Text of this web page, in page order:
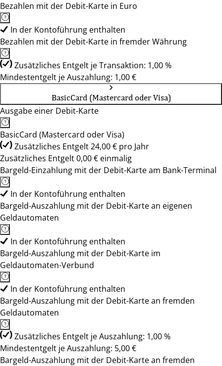
Bezahlen mit der Debit-Karte in Euro
In der Kontoführung enthalten
Bezahlen mit der Debit-Karte in fremder Währung
Zusätzliches Entgelt je Transaktion: 1,00 %
Mindestentgelt je Auszahlung: 1,00 €
BasicCard (Mastercard oder Visa)
Ausgabe einer Debit-Karte
BasicCard (Mastercard oder Visa)
Zusätzliches Entgelt 24,00 € pro Jahr
Zusätzliches Entgelt 0,00 € einmalig
Bargeld-Einzahlung mit der Debit-Karte am Bank-Terminal
In der Kontoführung enthalten
Bargeld-Auszahlung mit der Debit-Karte an eigenen
Geldautomaten
In der Kontoführung enthalten
Bargeld-Auszahlung mit der Debit-Karte im
Geldautomaten-Verbund
In der Kontoführung enthalten
Bargeld-Auszahlung mit der Debit-Karte an fremden
Geldautomaten
Zusätzliches Entgelt je Auszahlung: 1,00 %
Mindestentgelt je Auszahlung: 5,00 €
Bargeld-Auszahlung mit der Debit-Karte an fremden